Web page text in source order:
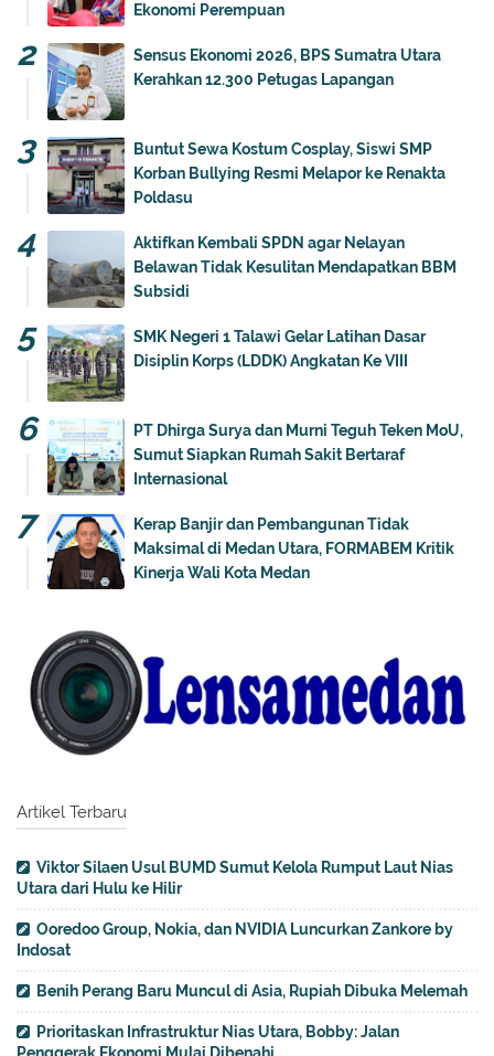
Ekonomi Perempuan
Sensus Ekonomi 2026, BPS Sumatra Utara
Kerahkan 12.300 Petugas Lapangan
Buntut Sewa Kostum Cosplay, Siswi SMP
Korban Bullying Resmi Melapor ke Renakta
Poldasu
Aktifkan Kembali SPDN agar Nelayan
Belawan Tidak Kesulitan Mendapatkan BBM
Subsidi
SMK Negeri 1 Talawi Gelar Latihan Dasar
Disiplin Korps (LDDK) Angkatan Ke VIII
PT Dhirga Surya dan Murni Teguh Teken MoU,
Sumut Siapkan Rumah Sakit Bertaraf
Internasional
Kerap Banjir dan Pembangunan Tidak
Maksimal di Medan Utara, FORMABEM Kritik
Kinerja Wali Kota Medan
Artikel Terbaru
Viktor Silaen Usul BUMD Sumut Kelola Rumput Laut Nias
Utara dari Hulu ke Hilir
Ooredoo Group, Nokia, dan NVIDIA Luncurkan Zankore by
Indosat
Benih Perang Baru Muncul di Asia, Rupiah Dibuka Melemah
Prioritaskan Infrastruktur Nias Utara, Bobby: Jalan